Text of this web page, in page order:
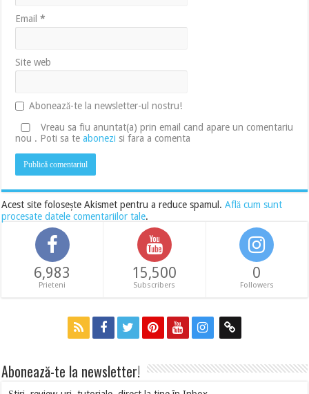
Email*
Site web
Abonează-te la newsletter-ul nostru!
Vreau sa fiu anuntat(a) prin email cand apare un comentariu
nou . Poti sa teabonezi si fara a comenta
Acest site folosește Akismet pentru a reduce spamul.Află cum sunt
procesate datele comentariilor tale.
6,983
Prieteni
15,500
Subscribers
0
Followers
Abonează-te la newsletter!